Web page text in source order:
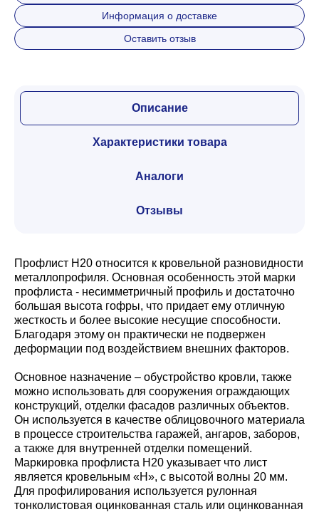
Информация о доставке
Оставить отзыв
Описание
Характеристики товара
Аналоги
Отзывы
Профлист Н20 относится к кровельной разновидности
металлопрофиля. Основная особенность этой марки
профлиста - несимметричный профиль и достаточно
большая высота гофры, что придает ему отличную
жесткость и более высокие несущие способности.
Благодаря этому он практически не подвержен
деформации под воздействием внешних факторов.
Основное назначение – обустройство кровли, также
можно использовать для сооружения ограждающих
конструкций, отделки фасадов различных объектов.
Он используется в качестве облицовочного материала
в процессе строительства гаражей, ангаров, заборов,
а также для внутренней отделки помещений.
Маркировка профлиста Н20 указывает что лист
является кровельным «Н», с высотой волны 20 мм.
Для профилирования используется рулонная
тонколистовая оцинкованная сталь или оцинкованная